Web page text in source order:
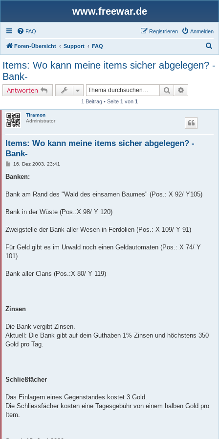
www.freewar.de
FAQ Anmelden
Registrieren
Foren-Übersicht Support FAQ
Items: Wo kann meine items sicher abgelegen? -
Bank-
Antworten Suche
1 Beitrag • Seite 1 von 1
Tiramon
Administrator
Items: Wo kann meine items sicher abgelegen? -
Bank-
B
i
a
16. Dez 2003, 23:41
Banken:
Bank am Rand des "Wald des einsamen Baumes" (Pos.: X 92/ Y105)
Bank in der Wüste (Pos.:X 98/ Y 120)
Zweigstelle der Bank aller Wesen in Ferdolien (Pos.: X 109/ Y 91)
Für Geld gibt es im Urwald noch einen Geldautomaten (Pos.: X 74/ Y
101)
Bank aller Clans (Pos.:X 80/ Y 119)
Zinsen
Die Bank vergibt Zinsen.
Aktuell: Die Bank gibt auf dein Guthaben 1% Zinsen und höchstens 350
Gold pro Tag.
Schließfächer
Das Einlagern eines Gegenstandes kostet 3 Gold.
Die Schliessfächer kosten eine Tagesgebühr von einem halben Gold pro
Item.